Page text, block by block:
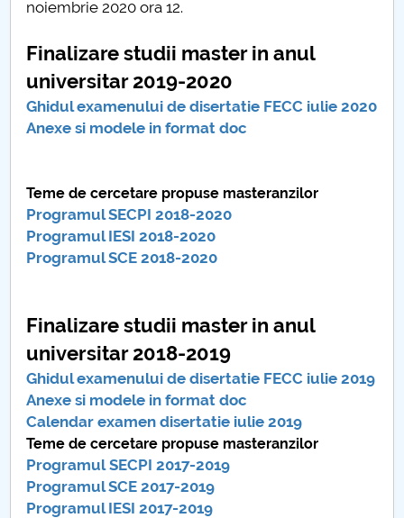
noiembrie 2020 ora 12.
Finalizare studii master in anul
universitar 2019-2020
Ghidul examenului de disertatie FECC iulie 2020
Anexe si modele in format doc
Teme de cercetare propuse masteranzilor
Programul SECPI 2018-2020
Programul IESI 2018-2020
Programul SCE 2018-2020
Finalizare studii master in anul
universitar 2018-2019
Ghidul examenului de disertatie FECC iulie 2019
Anexe si modele in format doc
Calendar examen disertatie iulie 2019
Teme de cercetare propuse masteranzilor
Programul SECPI 2017-2019
Programul SCE 2017-2019
Programul IESI 2017-2019